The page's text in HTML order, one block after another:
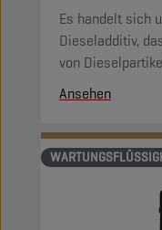
Es handelt sich
Dieseladditiv,
von
Ansehen